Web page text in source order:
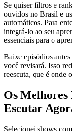
Se quiser filtros e
ouvidos no Brasil e
automáticos. Para
integrá-lo ao seu
essenciais para o
Baixe episódios antes
você revisará. Isso
reescuta, que é onde
Os Melhores
Escutar
Selecionei shows